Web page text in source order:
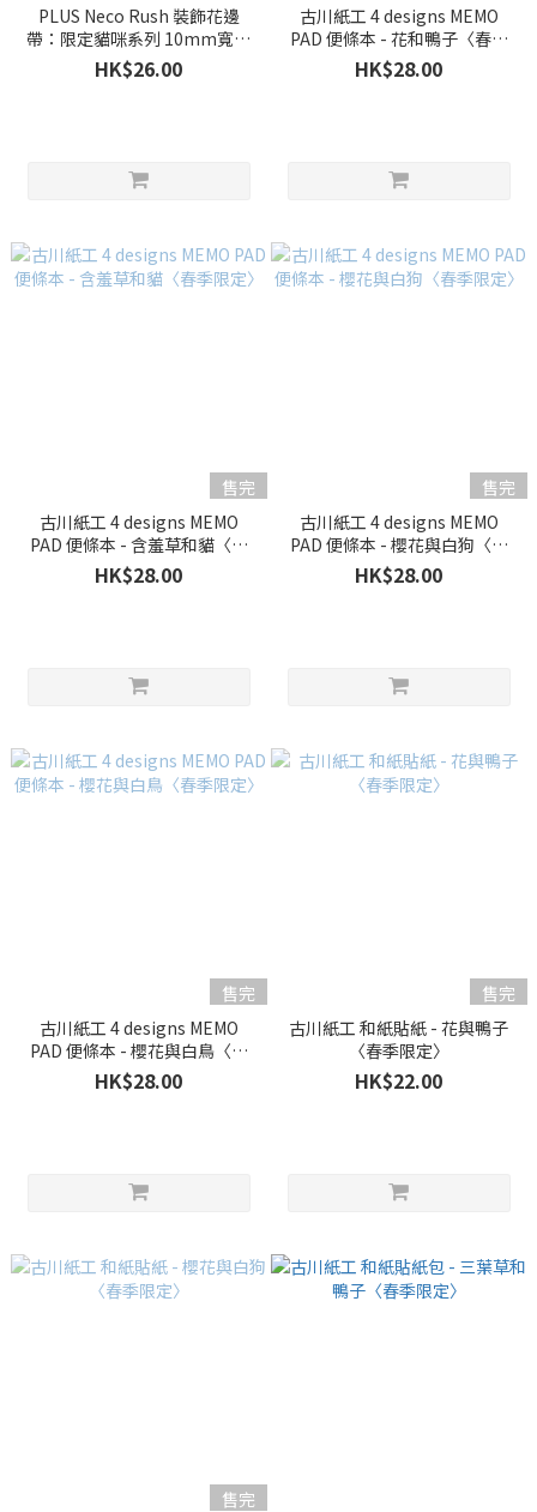
PLUS Neco Rush 裝飾花邊
帶：限定貓咪系列 10mm寬款
（共7款）
HK$26.00
古川紙工 4 designs MEMO
PAD 便條本 - 花和鴨子〈春季
限定〉
HK$28.00
售完
古川紙工 4 designs MEMO
PAD 便條本 - 含羞草和貓〈春
季限定〉
HK$28.00
售完
古川紙工 4 designs MEMO
PAD 便條本 - 櫻花與白狗〈春
季限定〉
HK$28.00
售完
古川紙工 4 designs MEMO
PAD 便條本 - 櫻花與白鳥〈春
季限定〉
HK$28.00
售完
古川紙工 和紙貼紙 - 花與鴨子
〈春季限定〉
HK$22.00
售完